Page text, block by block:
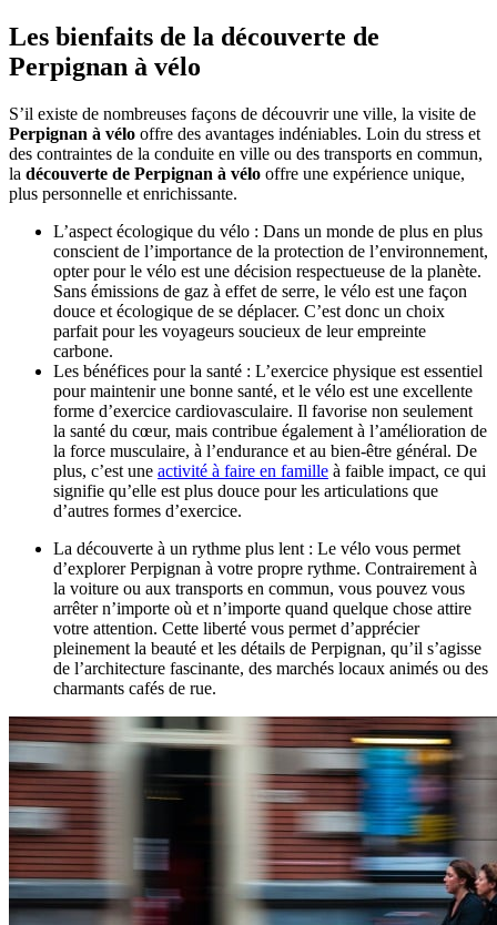
Les bienfaits de la découverte de
Perpignan à vélo
S’il existe de nombreuses façons de découvrir une ville, la visite de
Perpignan à vélo offre des avantages indéniables. Loin du stress et
des contraintes de la conduite en ville ou des transports en commun,
la découverte de Perpignan à vélo offre une expérience unique,
plus personnelle et enrichissante.
L’aspect écologique du vélo : Dans un monde de plus en plus
conscient de l’importance de la protection de l’environnement,
opter pour le vélo est une décision respectueuse de la planète.
Sans émissions de gaz à effet de serre, le vélo est une façon
douce et écologique de se déplacer. C’est donc un choix
parfait pour les voyageurs soucieux de leur empreinte
carbone.
Les bénéfices pour la santé : L’exercice physique est essentiel
pour maintenir une bonne santé, et le vélo est une excellente
forme d’exercice cardiovasculaire. Il favorise non seulement
la santé du cœur, mais contribue également à l’amélioration de
la force musculaire, à l’endurance et au bien-être général. De
plus, c’est une activité à faire en famille à faible impact, ce qui
signifie qu’elle est plus douce pour les articulations que
d’autres formes d’exercice.
La découverte à un rythme plus lent : Le vélo vous permet
d’explorer Perpignan à votre propre rythme. Contrairement à
la voiture ou aux transports en commun, vous pouvez vous
arrêter n’importe où et n’importe quand quelque chose attire
votre attention. Cette liberté vous permet d’apprécier
pleinement la beauté et les détails de Perpignan, qu’il s’agisse
de l’architecture fascinante, des marchés locaux animés ou des
charmants cafés de rue.